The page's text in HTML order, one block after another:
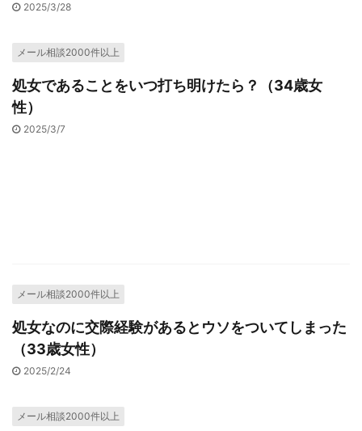
2025/3/28
メール相談2000件以上
処女であることをいつ打ち明けたら？（34歳女
性）
2025/3/7
メール相談2000件以上
処女なのに交際経験があるとウソをついてしまった
（33歳女性）
2025/2/24
メール相談2000件以上